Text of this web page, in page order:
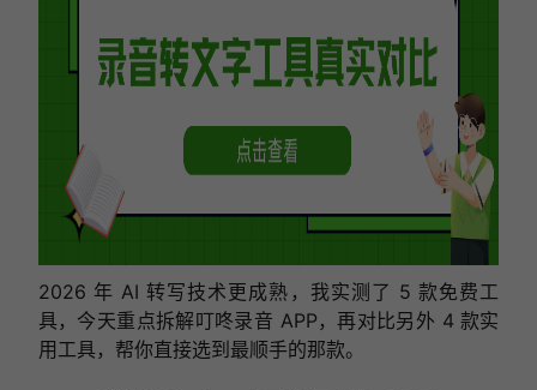
2026 年 AI 转写技术更成熟，我实测了 5 款免费工
具，今天重点拆解叮咚录音 APP，再对比另外 4 款实
用工具，帮你直接选到最顺手的那款。